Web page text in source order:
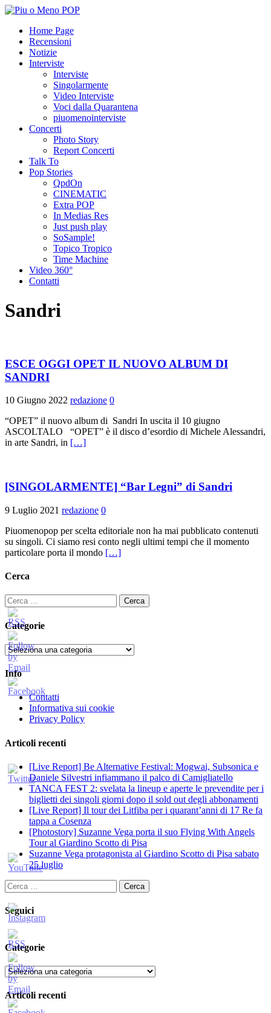
Home Page
Recensioni
Notizie
Interviste
Interviste
Singolarmente
Video Interviste
Voci dalla Quarantena
piuomenointerviste
Concerti
Photo Story
Report Concerti
Talk To
Pop Stories
QpdOn
CINEMATIC
Extra POP
In Medias Res
Just push play
SoSample!
Topico Tropico
Time Machine
Video 360°
Contatti
Sandri
ESCE OGGI OPET IL NUOVO ALBUM DI
SANDRI
10 Giugno 2022 redazione 0
“OPET” il nuovo album di Sandri In uscita il 10 giugno
ASCOLTALO “OPET” è il disco d’esordio di Michele Alessandri,
in arte Sandri, in […]
[SINGOLARMENTE] “Bar Legni” di Sandri
9 Luglio 2021 redazione 0
Piuomenopop per scelta editoriale non ha mai pubblicato contenuti
su singoli. Ci siamo resi conto negli ultimi tempi che il momento
particolare porta il mondo […]
Cerca
Ricerca
per:
Categorie
Categorie
Info
Contatti
Informativa sui cookie
Privacy Policy
Articoli recenti
[Live Report] Be Alternative Festival: Mogwai, Subsonica e
Daniele Silvestri infiammano il palco di Camigliatello
TANCA FEST 2: svelata la lineup e aperte le prevendite per i
biglietti dei singoli giorni dopo il sold out degli abbonamenti
[Live Report] Il tour dei Litfiba per i quarant’anni di 17 Re fa
tappa a Cosenza
[Photostory] Suzanne Vega porta il suo Flying With Angels
Tour al Giardino Scotto di Pisa
Suzanne Vega protagonista al Giardino Scotto di Pisa sabato
25 luglio
Ricerca
per:
Seguici
Categorie
Categorie
Articoli recenti